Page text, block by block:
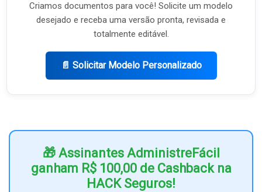
Criamos documentos para você! Solicite um modelo
desejado e receba uma versão pronta, revisada e
totalmente editável.
📄 Solicitar Modelo Personalizado
🎁 Assinantes AdministreFácil
ganham R$ 100,00 de Cashback na
HACK Seguros!